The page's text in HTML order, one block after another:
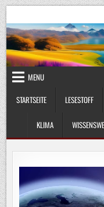
Skip
to
content
MENU
STARTSEITE
LESESTOFF
KLIMA